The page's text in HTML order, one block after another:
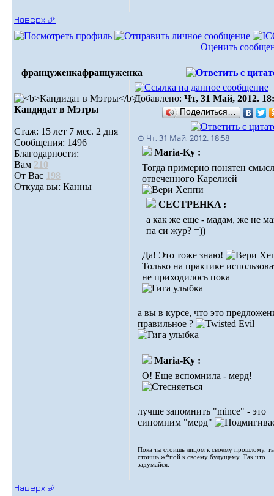
Наверх ⮵
Оценить
француженкафранцуженка
Кандидат в Мэтры
Стаж: 15 лет 7 мес. 2 дня
Сообщения: 1496
Благодарности:
Вам 210
От Вас 198
Откуда вы: Канны
Добавлено: Чт, 31 Май, 2012.
Поделиться…
⊙ Чт, 31 Май, 2012. 18:58
Maria-Ky :
Тогда примерно понятен смысл
отвеченного Карелией
CECTPEHKA :
а как же еще - мадам, же не
па си жур? =))
Да! Это тоже знаю!
Только на практике
не приходилось пока
а вы в курсе, что это
правильное ?
Maria-Ky :
О! Еще вспомнила - мерд!
лучше запомнить "mince" - это
синомним "мерд"
Пока ты стоишь лицом к своему прошлому,
стоишь ж*пой к своему будущему. Так что
задумайся.
Наверх ⮵